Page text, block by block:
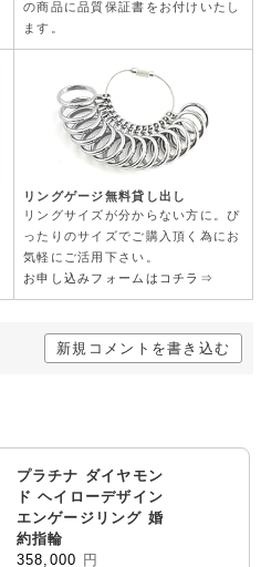
の商品に品質保証書をお付けいたし
ます。
リングゲージ無料貸し出し
リングサイズが分からない方に。ぴ
ったりのサイズでご購入頂く為にお
気軽にご活用下さい。
お申し込みフォームはコチラ⇒
新規コメントを書き込む
プラチナ ダイヤモン
ド ヘイローデザイン
エンゲージリング 婚
約指輪
358,000 円